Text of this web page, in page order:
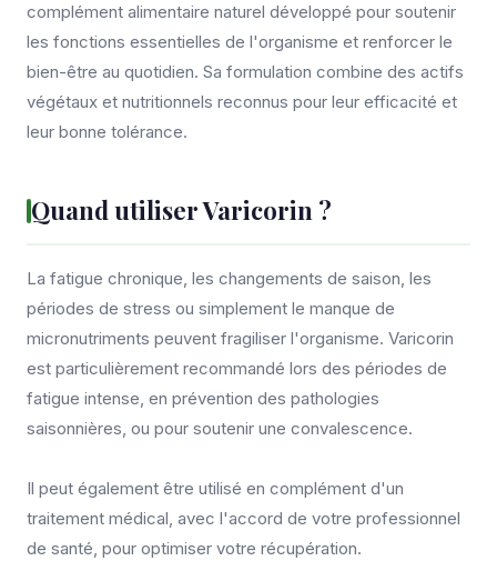
complément alimentaire naturel développé pour soutenir
les fonctions essentielles de l'organisme et renforcer le
bien-être au quotidien. Sa formulation combine des actifs
végétaux et nutritionnels reconnus pour leur efficacité et
leur bonne tolérance.
Quand utiliser Varicorin ?
La fatigue chronique, les changements de saison, les
périodes de stress ou simplement le manque de
micronutriments peuvent fragiliser l'organisme. Varicorin
est particulièrement recommandé lors des périodes de
fatigue intense, en prévention des pathologies
saisonnières, ou pour soutenir une convalescence.
Il peut également être utilisé en complément d'un
traitement médical, avec l'accord de votre professionnel
de santé, pour optimiser votre récupération.